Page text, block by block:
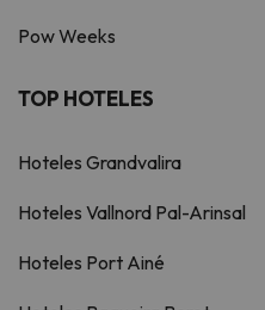
Pow Weeks
TOP HOTELES
Hoteles Grandvalira
Hoteles Vallnord Pal-Arinsal
Hoteles Port Ainé